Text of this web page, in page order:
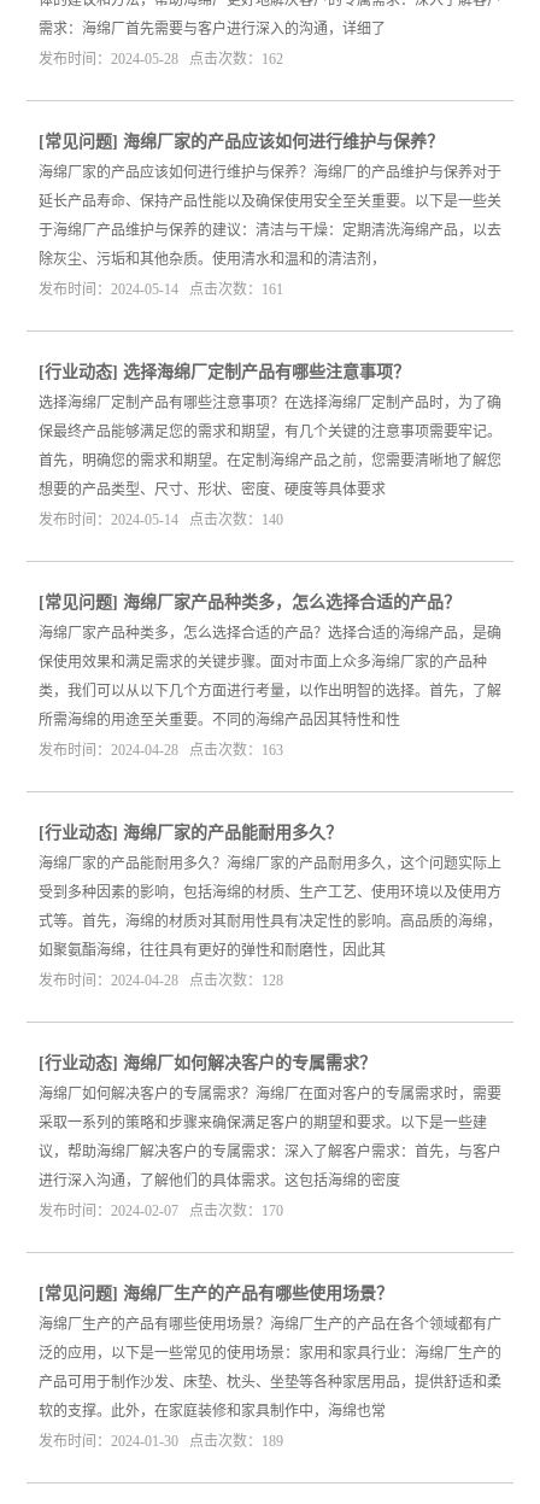
需求：海绵厂首先需要与客户进行深入的沟通，详细了
发布时间：2024-05-28 点击次数：162
[常见问题]海绵厂家的产品应该如何进行维护与保养？
海绵厂家的产品应该如何进行维护与保养？海绵厂的产品维护与保养对于
延长产品寿命、保持产品性能以及确保使用安全至关重要。以下是一些关
于海绵厂产品维护与保养的建议：清洁与干燥：定期清洗海绵产品，以去
除灰尘、污垢和其他杂质。使用清水和温和的清洁剂，
发布时间：2024-05-14 点击次数：161
[行业动态]选择海绵厂定制产品有哪些注意事项？
选择海绵厂定制产品有哪些注意事项？在选择海绵厂定制产品时，为了确
保最终产品能够满足您的需求和期望，有几个关键的注意事项需要牢记。
首先，明确您的需求和期望。在定制海绵产品之前，您需要清晰地了解您
想要的产品类型、尺寸、形状、密度、硬度等具体要求
发布时间：2024-05-14 点击次数：140
[常见问题]海绵厂家产品种类多，怎么选择合适的产品？
海绵厂家产品种类多，怎么选择合适的产品？选择合适的海绵产品，是确
保使用效果和满足需求的关键步骤。面对市面上众多海绵厂家的产品种
类，我们可以从以下几个方面进行考量，以作出明智的选择。首先，了解
所需海绵的用途至关重要。不同的海绵产品因其特性和性
发布时间：2024-04-28 点击次数：163
[行业动态]海绵厂家的产品能耐用多久？
海绵厂家的产品能耐用多久？海绵厂家的产品耐用多久，这个问题实际上
受到多种因素的影响，包括海绵的材质、生产工艺、使用环境以及使用方
式等。首先，海绵的材质对其耐用性具有决定性的影响。高品质的海绵，
如聚氨酯海绵，往往具有更好的弹性和耐磨性，因此其
发布时间：2024-04-28 点击次数：128
[行业动态]海绵厂如何解决客户的专属需求？
海绵厂如何解决客户的专属需求？海绵厂在面对客户的专属需求时，需要
采取一系列的策略和步骤来确保满足客户的期望和要求。以下是一些建
议，帮助海绵厂解决客户的专属需求：深入了解客户需求：首先，与客户
进行深入沟通，了解他们的具体需求。这包括海绵的密度
发布时间：2024-02-07 点击次数：170
[常见问题]海绵厂生产的产品有哪些使用场景？
海绵厂生产的产品有哪些使用场景？海绵厂生产的产品在各个领域都有广
泛的应用，以下是一些常见的使用场景：家用和家具行业：海绵厂生产的
产品可用于制作沙发、床垫、枕头、坐垫等各种家居用品，提供舒适和柔
软的支撑。此外，在家庭装修和家具制作中，海绵也常
发布时间：2024-01-30 点击次数：189